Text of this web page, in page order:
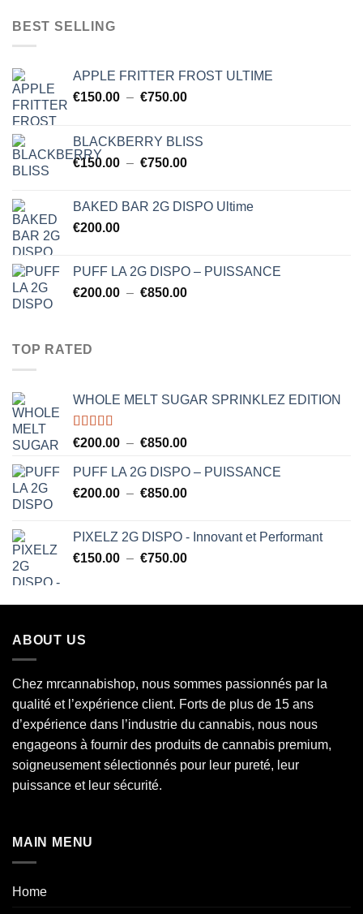
BEST SELLING
APPLE FRITTER FROST ULTIME
€150.00 – €750.00Plage
€150.00
à
BLACKBERRY BLISS
€150.00 – €750.00Plage
€150.00
BAKED BAR 2G DISPO Ultime
€200.00
PUFF LA 2G DISPO – PUISSANCE
€200.00 – €850.00Plage
TOP RATED
WHOLE MELT SUGAR SPRINKLEZ EDITION
Note5.00
€200.00 – €850.00Plage
prix :
€200.00
PUFF LA 2G DISPO – PUISSANCE
€200.00 – €850.00Plage
€200.00
à
PIXELZ 2G DISPO - Innovant et Performant
€150.00 – €750.00Plage
€150.00
ABOUT US
Chez mrcannabishop, nous sommes passionnés par la
qualité et l’expérience client. Forts de plus de 15 ans
d’expérience dans l’industrie du cannabis, nous nous
engageons à fournir des produits de cannabis premium,
soigneusement sélectionnés pour leur pureté, leur
puissance et leur sécurité.
MAIN MENU
Home